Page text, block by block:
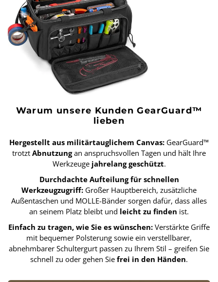
Warum unsere Kunden GearGuard™
lieben
Hergestellt aus militärtauglichem Canvas: GearGuard™
trotzt Abnutzungan anspruchsvollen Tagen und hält Ihre
Werkzeuge jahrelang geschützt.
Durchdachte Aufteilung für schnellen
Werkzeugzugriff: Großer Hauptbereich, zusätzliche
Außentaschen und MOLLE-Bänder sorgen dafür, dass alles
an seinem Platz bleibt und leicht zu finden ist.
Einfach zu tragen, wie Sie es wünschen: Verstärkte Griffe
mit bequemer Polsterung sowie ein verstellbarer,
abnehmbarer Schultergurt passen zu Ihrem Stil – greifen Sie
schnell zu oder gehen Sie frei in den Händen.